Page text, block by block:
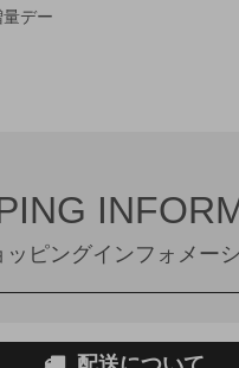
デー
ッピングインフォメー